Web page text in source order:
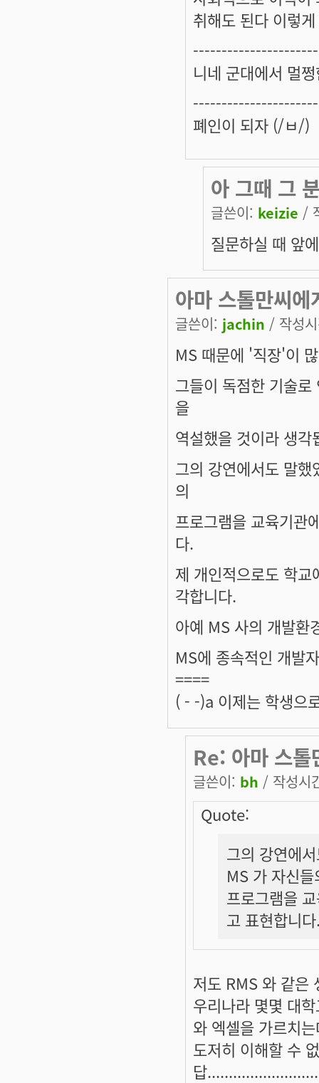
취해도 된다 이렇
니네 군대에서 멀
폐인이 되자 (/ㅂ/)
아 그때 그
글쓴이: keizie /
질문하실 때 앞
아마 스톨만씨
글쓴이: jachin / 작성
MS 때문에 '직장'이
그들이 독점한 기술
을
역설했을 것이라 생각
그의 강연에서도 말
의
프로그램을 교육기관
다.
제 개인적으로도 학
각합니다.
아예 MS 사의 개발환
MS에 종속적인 개발
====
( - -)a 이제는 학생으
Re: 아마 스톨
글쓴이: bh / 작성시
Quote:
그의 강연에
MS 가 자신들
프로그램을
고 표현합니
저도 RMS 와 같은
우리나라 몇몇 대
와 엑셀을 가르치
도저히 이해할 수
답